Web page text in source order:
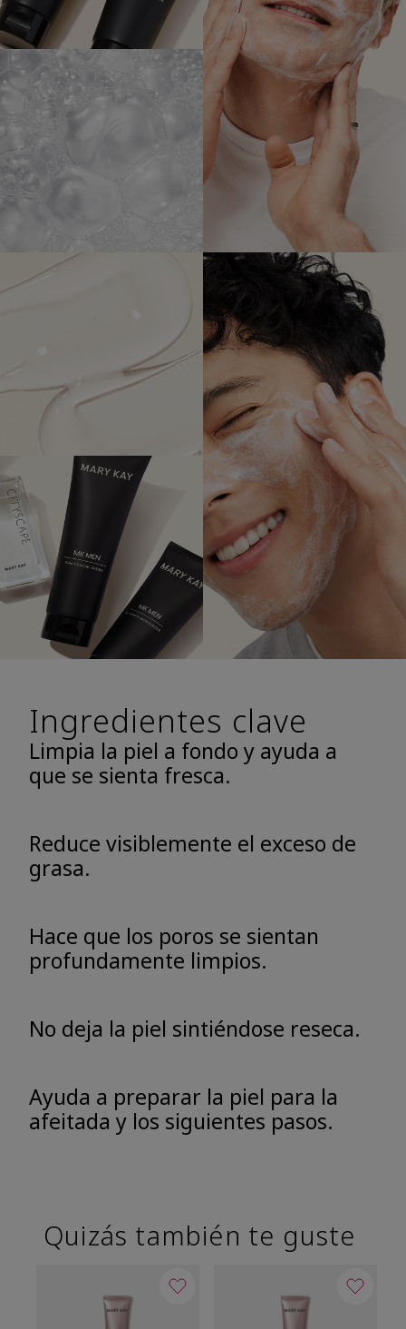
Ingredientes clave
Limpia la piel a fondo y ayuda a
que se sienta fresca.
Reduce visiblemente el exceso de
grasa.
Hace que los poros se sientan
profundamente limpios.
No deja la piel sintiéndose reseca.
Ayuda a preparar la piel para la
afeitada y los siguientes pasos.
Quizás también te guste